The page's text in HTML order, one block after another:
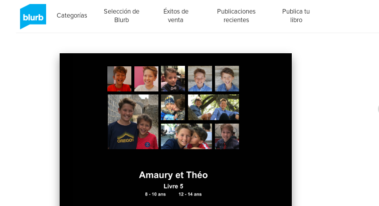
Categorías
Selección de
Blurb
Éxitos de
venta
Publicaciones
recientes
Publica tu
libro